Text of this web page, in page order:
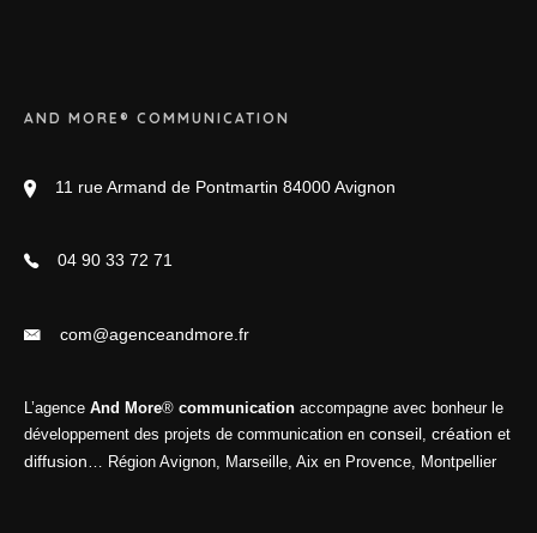
AND MORE® COMMUNICATION
11 rue Armand de Pontmartin 84000 Avignon
04 90 33 72 71
com@agenceandmore.fr
L’agence And More® communication accompagne avec bonheur le
développement des projets de communication en conseil, création et
diffusion… Région Avignon, Marseille, Aix en Provence, Montpellier